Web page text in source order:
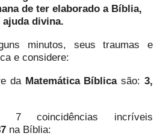
de ter elaborado a Bíblia,
ajuda divina.
minutos, seus traumas e
e considere:
da Matemática Bíblicasão:3,
7 coincidências incríveis
na Bíblia: